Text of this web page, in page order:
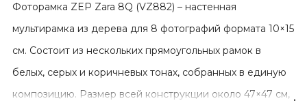
Фоторамка ZEP Zara 8Q (VZ882) – настенная
мультирамка из дерева для 8 фотографий формата 10×15
см. Состоит из нескольких прямоугольных рамок в
белых, серых и коричневых тонах, собранных в единую
композицию. Размер всей конструкции около 47×47 см,